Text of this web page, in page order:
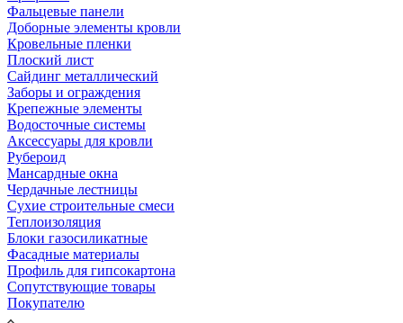
Фальцевые панели
Доборные элементы кровли
Кровельные пленки
Плоский лист
Сайдинг металлический
Заборы и ограждения
Крепежные элементы
Водосточные системы
Аксессуары для кровли
Рубероид
Мансардные окна
Чердачные лестницы
Сухие строительные смеси
Теплоизоляция
Блоки газосиликатные
Фасадные материалы
Профиль для гипсокартона
Сопутствующие товары
Покупателю